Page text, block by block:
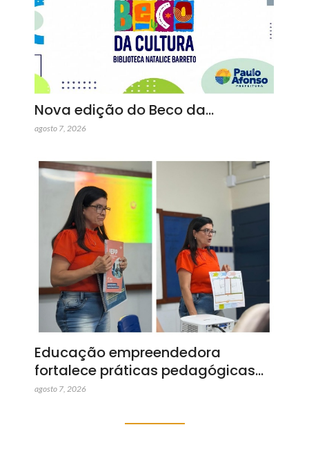
Nova edição do Beco da…
agosto 7, 2026
Educação empreendedora
fortalece práticas pedagógicas…
agosto 7, 2026